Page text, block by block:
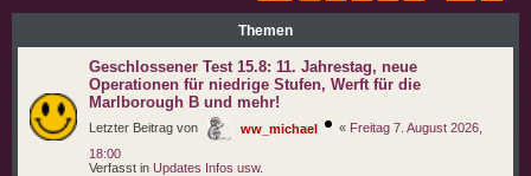
Themen
Geschlossener Test 15.8: 11. Jahrestag, neue
Operationen für niedrige Stufen, Werft für die
Marlborough B und mehr!
Letzter Beitrag von ww_michael « Freitag 7. August 2026,
18:00
Verfasst in Updates Infos usw.